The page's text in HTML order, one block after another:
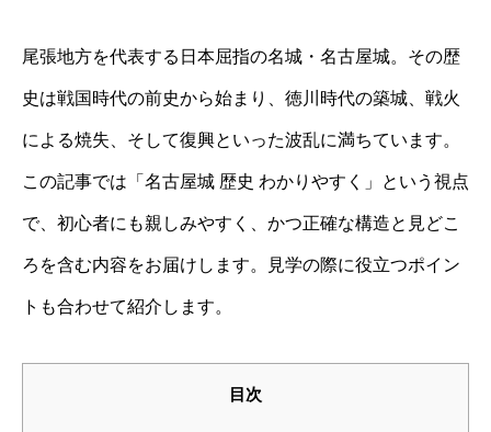
尾張地方を代表する日本屈指の名城・名古屋城。その歴
史は戦国時代の前史から始まり、徳川時代の築城、戦火
による焼失、そして復興といった波乱に満ちています。
この記事では「名古屋城 歴史 わかりやすく」という視点
で、初心者にも親しみやすく、かつ正確な構造と見どこ
ろを含む内容をお届けします。見学の際に役立つポイン
トも合わせて紹介します。
目次